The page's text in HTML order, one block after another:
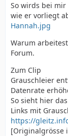
So wirds bei mir
wie er vorliegt
Hannah.jpg
Warum
Forum.
Zum Clip
Grauschleier
Datenrate
So sieht hier
Links mit
https://
[Originalgrösse